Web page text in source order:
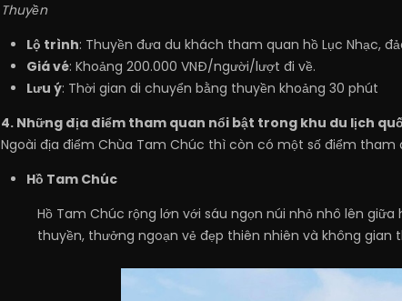
Thuyền
Lộ trình: Thuyền đưa du khách tham quan hồ Lục Nhạc,
Giá vé: Khoảng 200.000 VNĐ/người/lượt đi về.
Lưu ý: Thời gian di chuyển bằng thuyền khoảng 30 phút
4. Những địa điểm tham quan nổi bật trong khu du lịch
Ngoài địa điểm Chùa Tam Chúc thì còn có một số điểm tham
Hồ Tam Chúc
Hồ Tam Chúc rộng lớn với sáu ngọn núi nhỏ nhô lên
thuyền, thưởng ngoạn vẻ đẹp thiên nhiên và không gian